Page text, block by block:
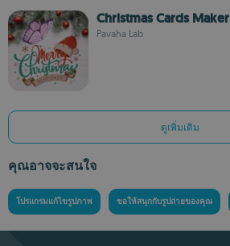
Christmas Cards Maker
Pavaha Lab
ดูเพิ่มเติม
คุณอาจจะสนใจ
โปรแกรมแก้ไขรูปภาพ ขอให้สนุกกับรูปถ่ายของคุณ